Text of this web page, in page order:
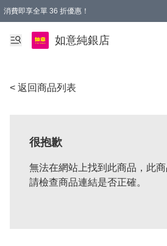
消費即享全單 36 折優惠！
購物满$50，全國包郵。Free shopping on orders
如意純銀店
< 返回商品列表
很抱歉
無法在網站上找到此商品，此商
請檢查商品連結是否正確。